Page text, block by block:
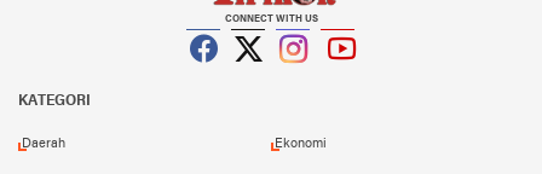
CONNECT WITH US
KATEGORI
Daerah Ekonomi